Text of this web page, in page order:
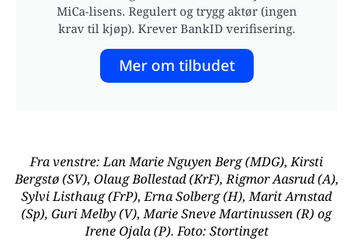
MiCa-lisens. Regulert og trygg aktør (ingen
krav til kjøp). Krever BankID verifisering.
Mer om tilbudet
Fra venstre: Lan Marie Nguyen Berg (MDG), Kirsti
Bergstø (SV), Olaug Bollestad (KrF), Rigmor Aasrud (A),
Sylvi Listhaug (FrP), Erna Solberg (H), Marit Arnstad
(Sp), Guri Melby (V), Marie Sneve Martinussen (R) og
Irene Ojala (P). Foto: Stortinget